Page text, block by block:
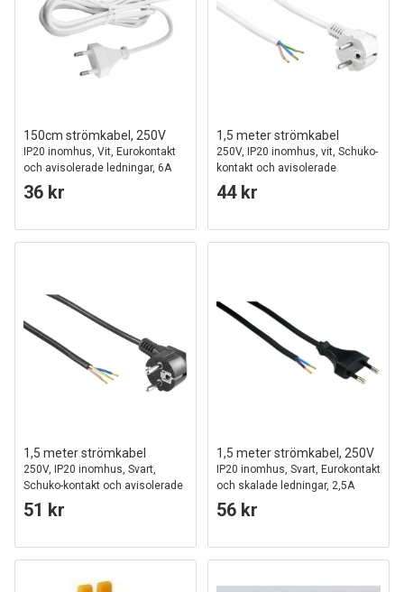
150cm strömkabel, 250V
IP20 inomhus, Vit, Eurokontakt
och avisolerade ledningar, 6A
36 kr
1,5 meter strömkabel
250V, IP20 inomhus, vit, Schuko-
kontakt och avisolerade
ledningar, 16A
44 kr
1,5 meter strömkabel
250V, IP20 inomhus, Svart,
Schuko-kontakt och avisolerade
ledningar, 16A
51 kr
1,5 meter strömkabel, 250V
IP20 inomhus, Svart, Eurokontakt
och skalade ledningar, 2,5A
56 kr